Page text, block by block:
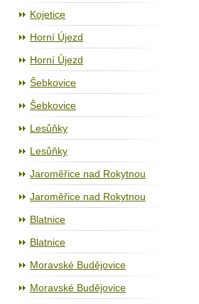
Kojetice
Horní Újezd
Horní Újezd
Šebkovice
Šebkovice
Lesůňky
Lesůňky
Jaroměřice nad Rokytnou
Jaroměřice nad Rokytnou
Blatnice
Blatnice
Moravské Budějovice
Moravské Budějovice